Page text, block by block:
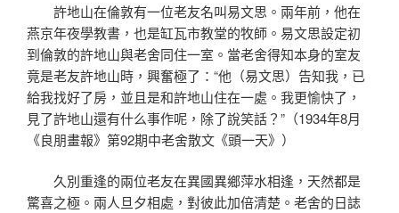
許地山在倫敦有一位老友名叫易文思。兩年前，他在
燕京年夜學教書，也是缸瓦市教堂的牧師。易文思設定初
到倫敦的許地山與老舍同住一室。當老舍得知本身的室友
竟是老友許地山時，興奮極了：“他（易文思）告知我，已
給我找好了房，並且是和許地山住在一處。我更愉快了，
見了許地山還有什么事作呢，除了說笑話？”（1934年8月
《良朋畫報》第92期中老舍散文《頭一天》）
久別重逢的兩位老友在異國異鄉萍水相逢，天然都是
驚喜之極。兩人旦夕相處，對彼此加倍清楚。老舍的日誌